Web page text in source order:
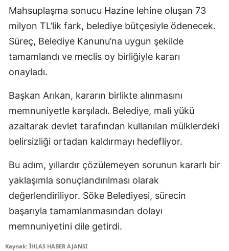
Mahsuplaşma sonucu Hazine lehine oluşan 73
milyon TL’lik fark, belediye bütçesiyle ödenecek.
Süreç, Belediye Kanunu’na uygun şekilde
tamamlandı ve meclis oy birliğiyle kararı
onayladı.
Başkan Arıkan, kararın birlikte alınmasını
memnuniyetle karşıladı. Belediye, mali yükü
azaltarak devlet tarafından kullanılan mülklerdeki
belirsizliği ortadan kaldırmayı hedefliyor.
Bu adım, yıllardır çözülemeyen sorunun kararlı bir
yaklaşımla sonuçlandırılması olarak
değerlendiriliyor. Söke Belediyesi, sürecin
başarıyla tamamlanmasından dolayı
memnuniyetini dile getirdi.
Kaynak: İHLAS HABER AJANSI